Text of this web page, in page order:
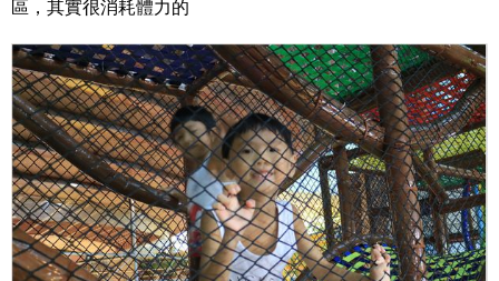
區，其實很消耗體力的